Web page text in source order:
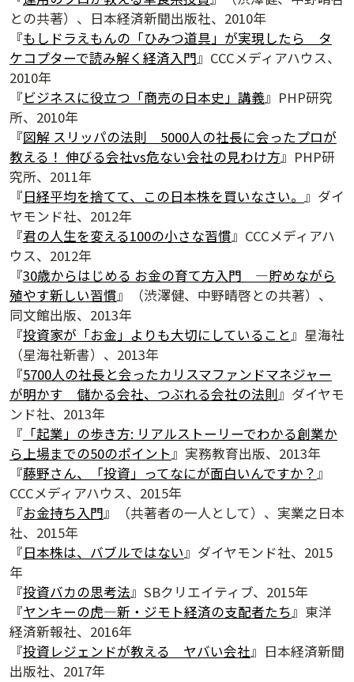
との共著）、日本経済新聞出版社、2010年
『もしドラえもんの「ひみつ道具」が実現したら タ
ケコプターで読み解く経済入門』CCCメディアハウス、
2010年
『ビジネスに役立つ「商売の日本史」講義』PHP研究
所、2010年
『図解 スリッパの法則 5000人の社長に会ったプロが
教える！ 伸びる会社vs危ない会社の見わけ方』PHP研
究所、2011年
『日経平均を捨てて、この日本株を買いなさい。 』ダイ
ヤモンド社、2012年
『君の人生を変える100の小さな習慣』CCCメディアハ
ウス、2012年
『30歳からはじめる お金の育て方入門 ―貯めながら
殖やす新しい習慣』（渋澤健、中野晴啓との共著）、
同文館出版、2013年
『投資家が「お金」よりも大切にしていること』星海社
（星海社新書）、2013年
『5700人の社長と会ったカリスマファンドマネジャー
が明かす 儲かる会社、つぶれる会社の法則』ダイヤモ
ンド社、2013年
『 「起業」の歩き方: リアルストーリーでわかる創業か
ら上場までの50のポイント』実務教育出版、2013年
『藤野さん、「投資」ってなにが面白いんですか？』
CCCメディアハウス、2015年
『お金持ち入門』（共著者の一人として）、実業之日本
社、2015年
『日本株は、バブルではない』ダイヤモンド社、2015
年
『投資バカの思考法』SBクリエイティブ、2015年
『ヤンキーの虎―新・ジモト経済の支配者たち』東洋
経済新報社、2016年
『投資レジェンドが教える ヤバい会社』日本経済新聞
出版社、2017年